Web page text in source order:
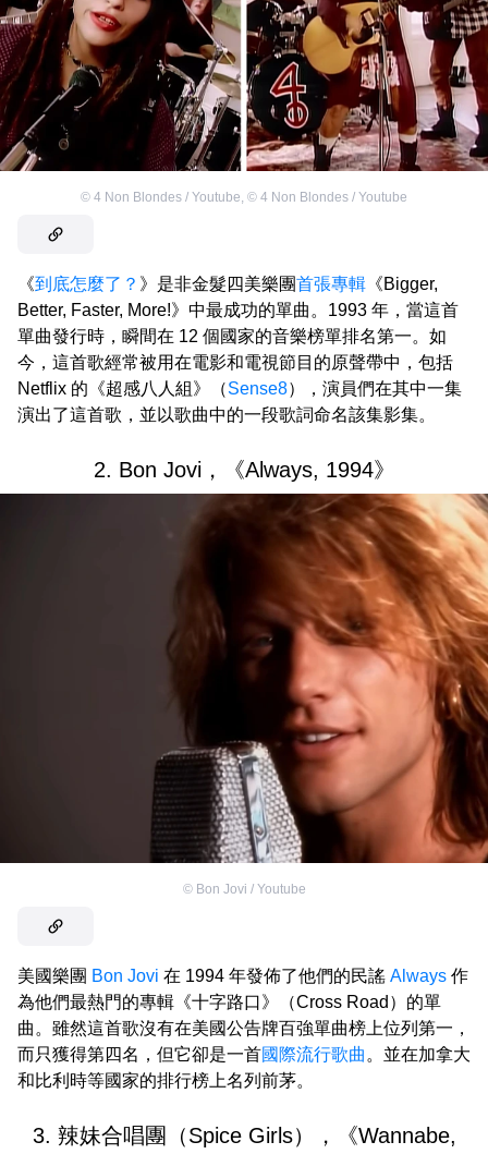
© 4 Non Blondes / Youtube, © 4 Non Blondes / Youtube
《到底怎麼了？ 》是非金髮四美樂團首張專輯 《Bigger,
Better, Faster, More!》中最成功的單曲。1993 年，當這首
單曲發行時，瞬間在 12 個國家的音樂榜單排名第一。如
今，這首歌經常被用在電影和電視節目的原聲帶中，包括
Netflix 的《超感八人組》（Sense8），演員們在其中一集
演出了這首歌，並以歌曲中的一段歌詞命名該集影集。
2. Bon Jovi，《Always, 1994》
© Bon Jovi / Youtube
美國樂團 Bon Jovi 在 1994 年發佈了他們的民謠 Always 作
為他們最熱門的專輯《十字路口》（Cross Road）的單
曲。雖然這首歌沒有在美國公告牌百強單曲榜上位列第一，
而只獲得第四名，但它卻是一首國際流行歌曲 。並在加拿大
和比利時等國家的排行榜上名列前茅。
3. 辣妹合唱團（Spice Girls），《Wannabe,